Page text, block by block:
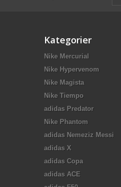
Kategorier
Nike Mercurial
Nike Hypervenom
Nike Magista
Nike Tiempo
adidas Predator
Nike Phantom
adidas Nemeziz Messi
adidas X
adidas Copa
adidas ACE